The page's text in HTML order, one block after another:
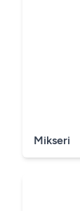
Mikseri